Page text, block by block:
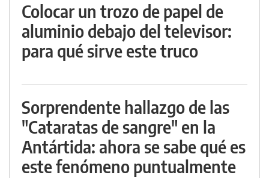
Colocar un trozo de papel de
aluminio debajo del televisor:
para qué sirve este truco
Sorprendente hallazgo de las
"Cataratas de sangre" en la
Antártida: ahora se sabe qué es
este fenómeno puntualmente